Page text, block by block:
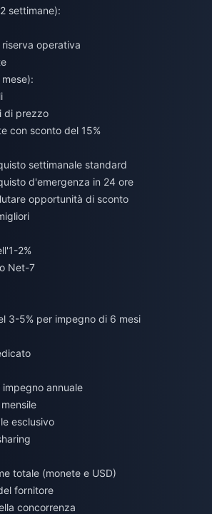
settimane):
operativa
di prezzo
con sconto del 15%
settimanale standard
d'emergenza in 24 ore
opportunità di sconto
2%
Net-7
3-5% per impegno di 6 mesi
annuale
esclusivo
totale (monete e USD)
fornitore
concorrenza